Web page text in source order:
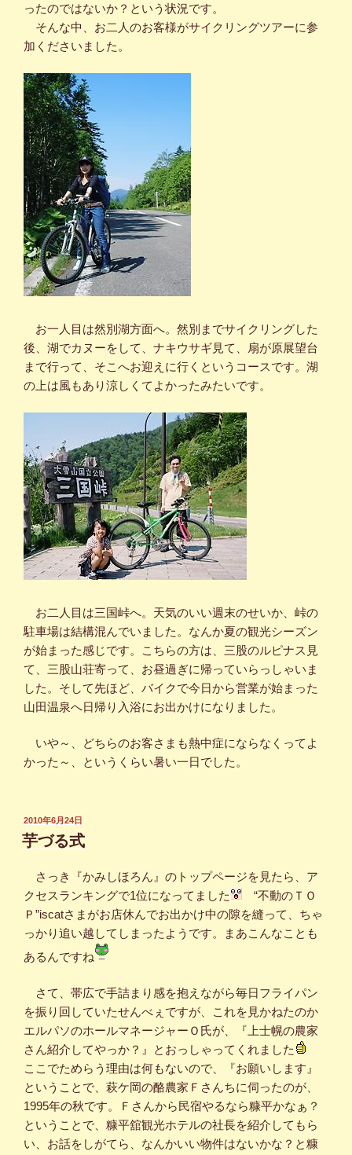
ったのではないか？という状況です。
そんな中、お二人のお客様がサイクリングツアーに参
加くださいました。
お一人目は然別湖方面へ。然別までサイクリングした
後、湖でカヌーをして、ナキウサギ見て、扇が原展望台
まで行って、そこへお迎えに行くというコースです。湖
の上は風もあり涼しくてよかったみたいです。
お二人目は三国峠へ。天気のいい週末のせいか、峠の
駐車場は結構混んでいました。なんか夏の観光シーズン
が始まった感じです。こちらの方は、三股のルピナス見
て、三股山荘寄って、お昼過ぎに帰っていらっしゃいま
した。そして先ほど、バイクで今日から営業が始まった
山田温泉へ日帰り入浴にお出かけになりました。
いや～、どちらのお客さまも熱中症にならなくってよ
かった～、というくらい暑い一日でした。
投
稿
日:
2010年6月24日
芋づる式
さっき『かみしほろん』のトップページを見たら、ア
クセスランキングで1位になってました
“不動のＴＯ
Ｐ”iscatさまがお店休んでお出かけ中の隙を縫って、ちゃ
っかり追い越してしまったようです。まあこんなことも
あるんですね
さて、帯広で手詰まり感を抱えながら毎日フライパン
を振り回していたせんべぇですが、これを見かねたのか
エルパソのホールマネージャーＯ氏が、『上士幌の農家
さん紹介してやっか？』とおっしゃってくれました
ここでためらう理由は何もないので、『お願いします』
ということで、萩ケ岡の酪農家Ｆさんちに伺ったのが、
1995年の秋です。Ｆさんから民宿やるなら糠平かなぁ？
ということで、糠平舘観光ホテルの社長を紹介してもら
い、お話をしがてら、なんかいい物件はないかな？と糠